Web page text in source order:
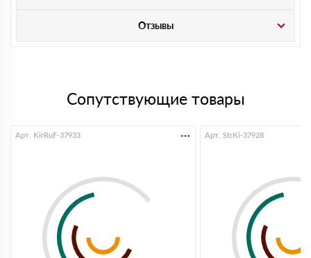
Отзывы
Сопутствующие товары
Арт. KirRuF-37933 Арт. StrKi-37928